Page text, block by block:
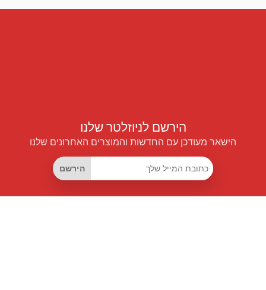
הירשם לניוזלטר שלנו
הישאר מעודכן עם החדשות והמוצרים האחרונים שלנו
הירשם